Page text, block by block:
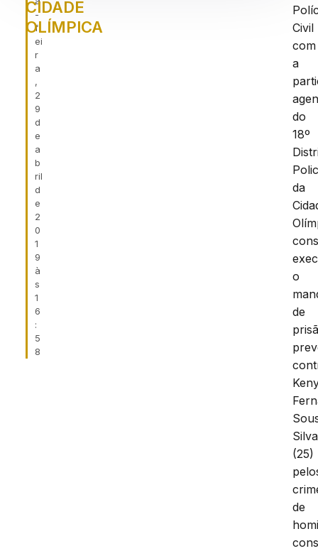
-
f
ei
r
a
,
2
9
d
e
a
b
ril
d
e
2
0
1
9
à
s
1
6
:
5
8
CIDADE
OLÍMPICA
Civil
com
a
do
18º
da
o
de
Silva
(25)
de